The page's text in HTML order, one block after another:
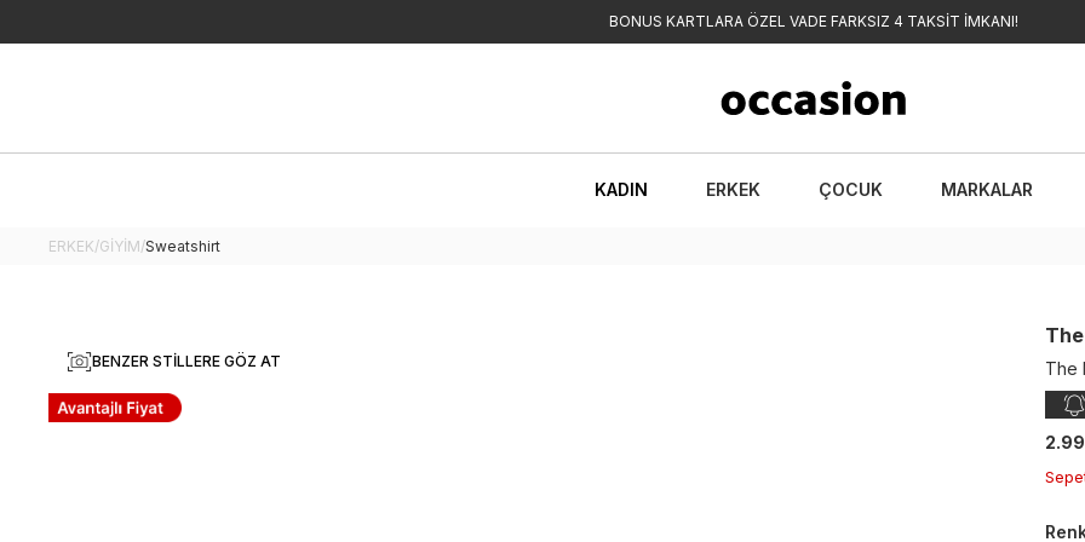
APP500 KODU İLE UYGULAMAYA ÖZEL 5.000 TL VE ÜZERİ ALIŞVERİŞLERDE 500 TL
KADIN ERKEK ÇOCUK MARKALAR
ERKEK/GİYİM/Sweatshirt
BENZER STILLERE GÖZ AT The